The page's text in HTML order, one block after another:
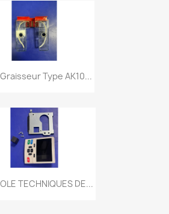
Type AK10...
TECHNIQUES DE...